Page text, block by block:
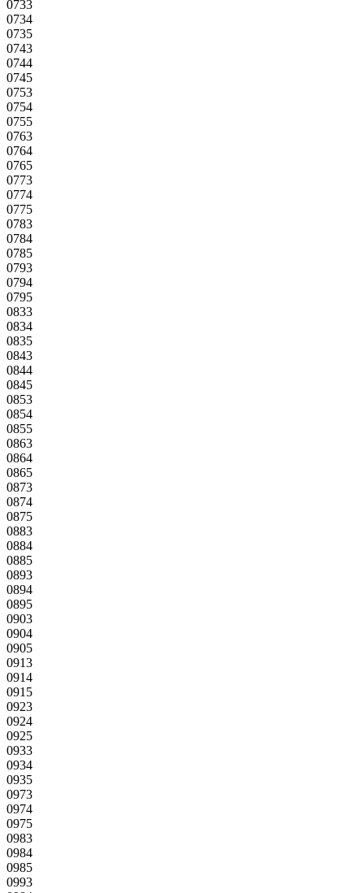
0733
0734
0735
0743
0744
0745
0753
0754
0755
0763
0764
0765
0773
0774
0775
0783
0784
0785
0793
0794
0795
0833
0834
0835
0843
0844
0845
0853
0854
0855
0863
0864
0865
0873
0874
0875
0883
0884
0885
0893
0894
0895
0903
0904
0905
0913
0914
0915
0923
0924
0925
0933
0934
0935
0973
0974
0975
0983
0984
0985
0993